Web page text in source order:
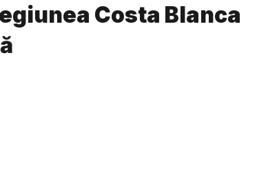
Costa Blanca